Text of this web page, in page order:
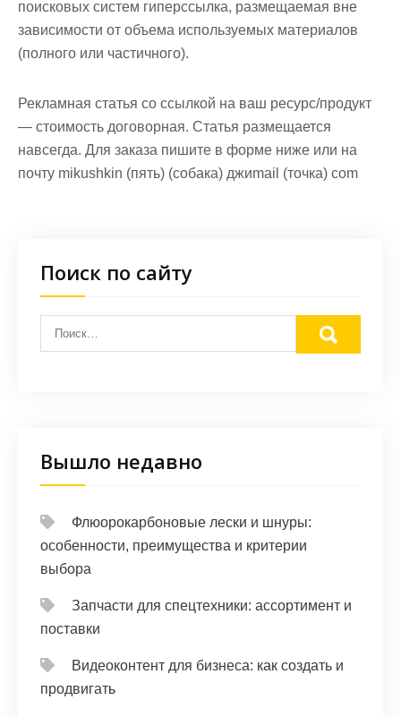
поисковых систем гиперссылка, размещаемая вне
зависимости от объема используемых материалов
(полного или частичного).
Рекламная статья со ссылкой на ваш ресурс/продукт
— стоимость договорная. Статья размещается
навсегда. Для заказа пишите в форме ниже или на
почту mikushkin (пять) (собака) джиmail (точка) com
Поиск по сайту
Вышло недавно
Флюорокарбоновые лески и шнуры:
особенности, преимущества и критерии
выбора
Запчасти для спецтехники: ассортимент и
поставки
Видеоконтент для бизнеса: как создать и
продвигать